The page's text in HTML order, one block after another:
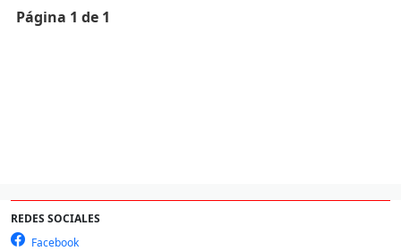
Página 1 de 1
REDES SOCIALES
Facebook